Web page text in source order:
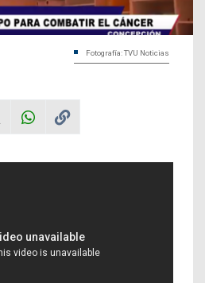
Fotografía: TVU Noticias